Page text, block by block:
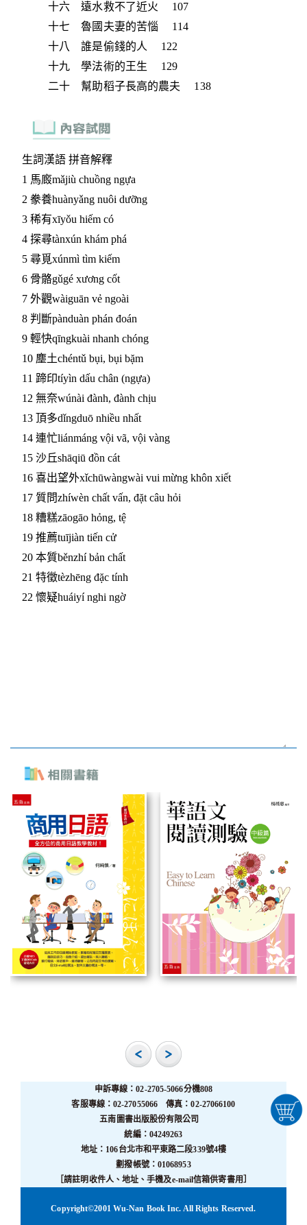
十六 遠水救不了近火 107
十七 魯國夫妻的苦惱 114
十八 誰是偷錢的人 122
十九 學法術的王生 129
二十 幫助稻子長高的農夫 138
申訴專線：02-2705-5066分機808
客服專線：02-27055066 傳真：02-27066100
五南圖書出版股份有限公司
統編：04249263
地址：106台北市和平東路二段339號4樓
劃撥帳號：01068953
［請註明收件人、地址、手機及e-mail信箱供寄書用］
Copyright©2001 Wu-Nan Book Inc. All Rights Reserved.